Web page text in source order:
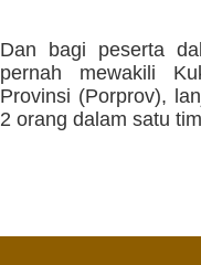
Dan bagi peserta
pernah mewakili
Provinsi (Porprov),
2 orang dalam satu